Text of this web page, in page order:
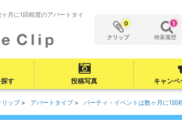
月に1回程度のアパートタイ
クリップ
0
検索履歴
1
す 投稿写真 キャンペ
リップ アパートタイプ パーティ・イベントは数ヶ月に1回